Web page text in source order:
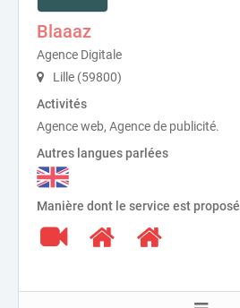
Blaaaz
Agence Digitale
Lille (59800)
Activités
Agence web, Agence de publicité.
Autres langues parlées
Manière dont le service est proposé